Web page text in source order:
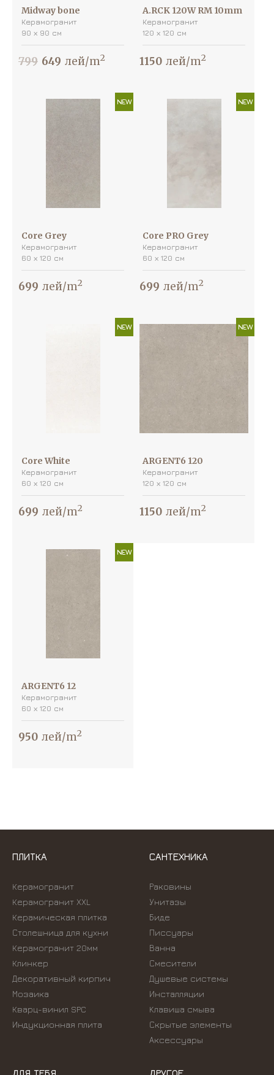
Midway bone
Керамогранит
90 х 90 см
799 649 лей/m2
A.RCK 120W RM 10mm
Керамогранит
120 х 120 см
1150 лей/m2
NEW
Core Grey
Керамогранит
60 х 120 см
699 лей/m2
NEW
Core PRO Grey
Керамогранит
60 х 120 см
699 лей/m2
NEW
Core White
Керамогранит
60 х 120 см
699 лей/m2
NEW
ARGENT6 120
Керамогранит
120 х 120 см
1150 лей/m2
NEW
ARGENT6 12
Керамогранит
60 х 120 см
950 лей/m2
ПЛИТКА
Керамогранит
Керамогранит XXL
Керамическая плитка
Столешница для кухни
Керамогранит 20мм
Клинкер
Декоративный кирпич
Мозаика
Кварц-винил SPC
Индукционная плита
САНТЕХНИКА
Раковины
Унитазы
Биде
Писсуары
Ванна
Смесители
Душевые системы
Инсталляции
Kлавиша смыва
Скрытые элементы
Аксессуары